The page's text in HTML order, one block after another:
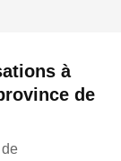
à
de